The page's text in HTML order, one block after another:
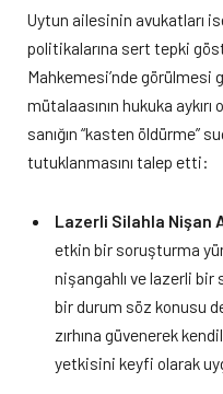
Uytun ailesinin avukatları
politikalarına sert tepki
Mahkemesi’nde görülmesi
mütalaasının hukuka
sanığın “kasten öldürme”
tutuklanmasını talep etti:
Lazerli Silahla Nişan
etkin bir soruşturma
nişangahlı ve lazerli bir
bir durum söz konusu
zırhına güvenerek
yetkisini keyfi olarak